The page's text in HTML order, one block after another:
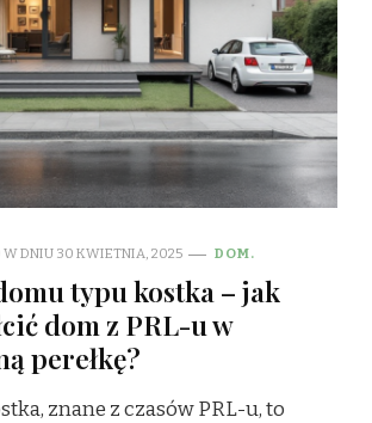
W DNIU 30 KWIETNIA, 2025 DOM.
typu kostka – jak
dom z PRL-u w
perełkę?
znane z czasów PRL-u, to